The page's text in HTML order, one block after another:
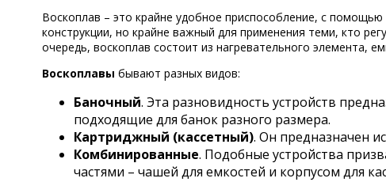
Воскоплав – это крайне удобное приспособление, с
конструкции, но крайне важный для применения теми, кто
очередь, воскоплав состоит из нагревательного элемента,
Воскоплавы бывают разных видов:
Баночный. Эта разновидность устройств
подходящие для банок разного размера.
Картриджный (кассетный). Он предназначен
Комбинированные. Подобные устройства
частями – чашей для емкостей и корпусом для